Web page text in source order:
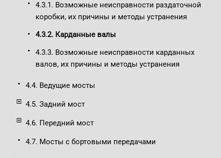
4.3.1. Возможные неисправности раздаточной
коробки, их причины и методы устранения
4.3.2. Карданные валы
4.3.3. Возможные неисправности карданных
валов, их причины и методы устранения
4.4. Ведущие мосты
4.5. Задний мост
4.6. Передний мост
4.7. Мосты с бортовыми передачами